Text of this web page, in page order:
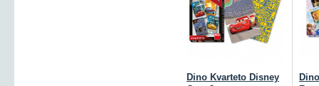
Dino Kvarteto Disney